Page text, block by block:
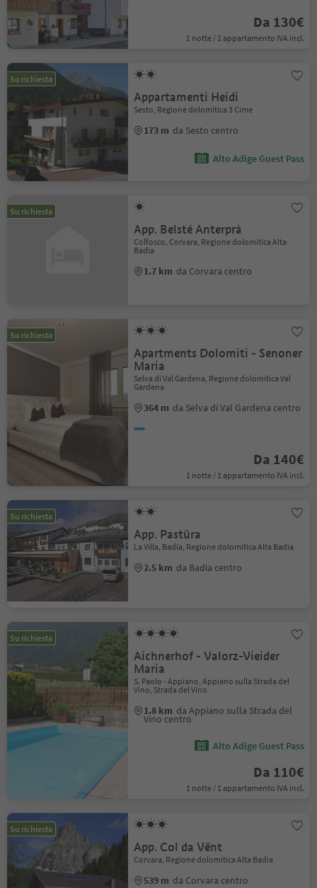
Da 130€
1 notte / 1 appartamento IVA incl.
Su richiesta
Appartamenti Heidi
Sesto, Regione dolomitica 3 Cime
173 m da Sesto centro
Alto Adige Guest Pass
Su richiesta
App. Belsté Anterprá
Colfosco, Corvara, Regione dolomitica Alta
Badia
1.7 km da Corvara centro
Su richiesta
Apartments Dolomiti - Senoner
Maria
Selva di Val Gardena, Regione dolomitica Val
Gardena
364 m da Selva di Val Gardena centro
Da 140€
1 notte / 1 appartamento IVA incl.
Su richiesta
App. Pastüra
La Villa, Badia, Regione dolomitica Alta Badia
2.5 km da Badia centro
Su richiesta
Aichnerhof - Valorz-Vieider
Maria
S. Paolo - Appiano, Appiano sulla Strada del
Vino, Strada del Vino
1.8 km da Appiano sulla Strada del
Vino centro
Alto Adige Guest Pass
Da 110€
1 notte / 1 appartamento IVA incl.
Su richiesta
App. Col da Vënt
Corvara, Regione dolomitica Alta Badia
539 m da Corvara centro